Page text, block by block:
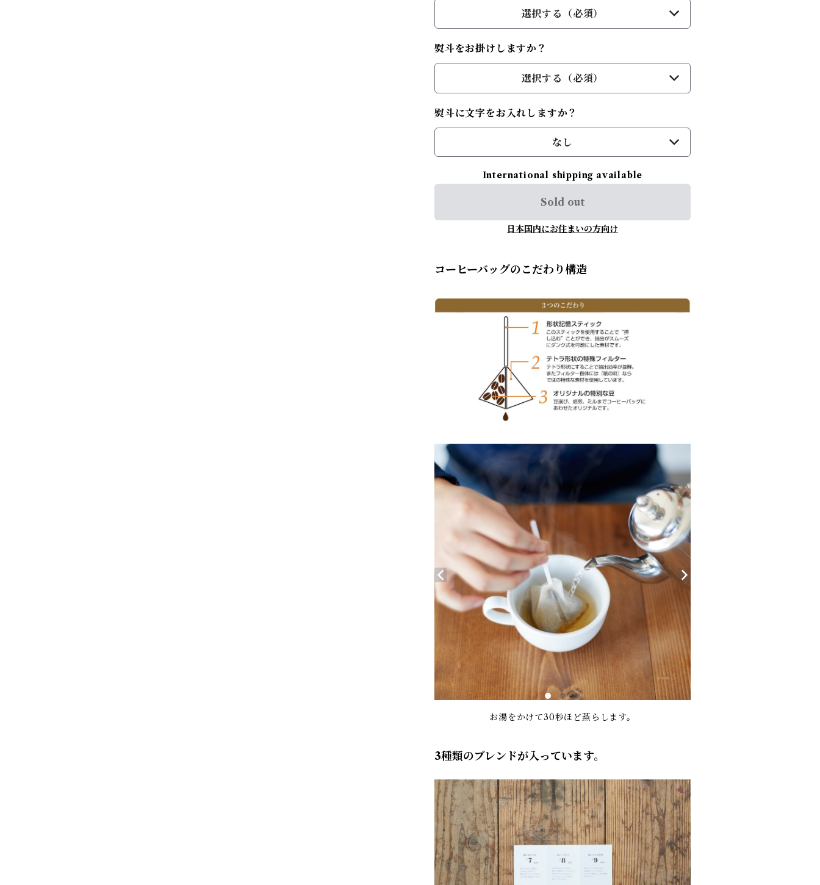
選択する（必須）
熨斗をお掛けしますか？
選択する（必須）
熨斗に文字をお入れしますか？
なし
International shipping available
Sold out
日本国内にお住まいの方向け
コーヒーバッグのこだわり構造
お湯をかけて30秒ほど蒸らします。
3種類のブレンドが入っています。